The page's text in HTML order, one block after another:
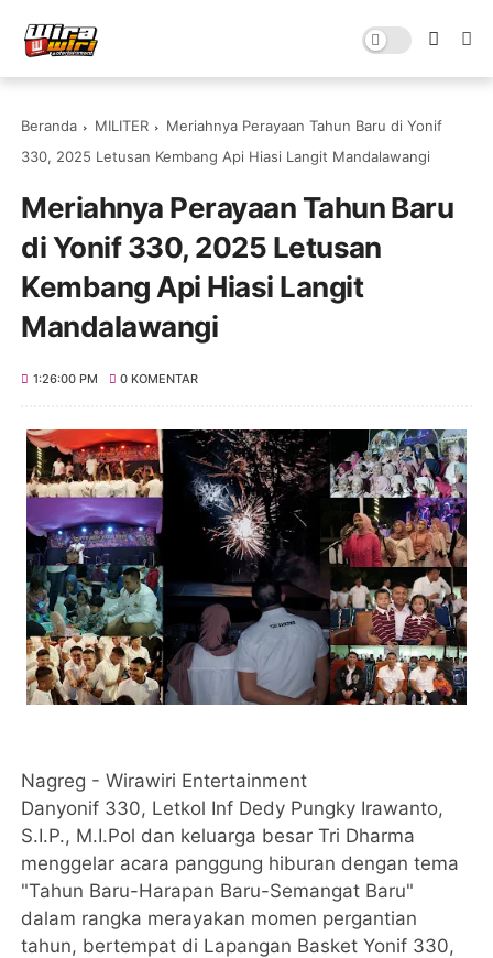
Beranda MILITER
Meriahnya Perayaan Tahun Baru di Yonif
330, 2025 Letusan Kembang Api Hiasi Langit Mandalawangi
Meriahnya Perayaan Tahun Baru
di Yonif 330, 2025 Letusan
Kembang Api Hiasi Langit
Mandalawangi
1:26:00 PM 0 KOMENTAR
Nagreg - Wirawiri Entertainment
Danyonif 330, Letkol Inf Dedy Pungky Irawanto,
S.I.P., M.I.Pol dan keluarga besar Tri Dharma
menggelar acara panggung hiburan dengan tema
"Tahun Baru-Harapan Baru-Semangat Baru"
dalam rangka merayakan momen pergantian
tahun, bertempat di Lapangan Basket Yonif 330,